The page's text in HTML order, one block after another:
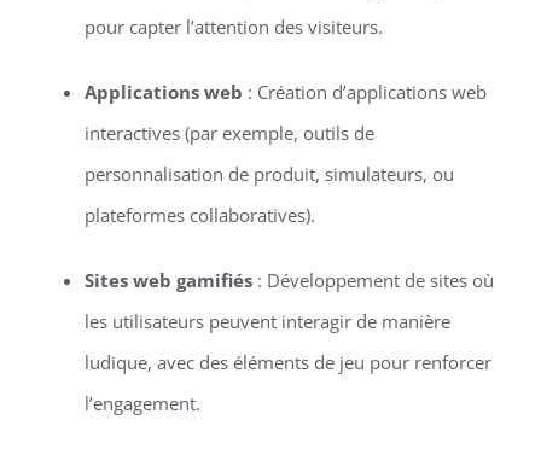
pour capter l’attention des visiteurs.
Applications web : Création d’applications web
interactives (par exemple, outils de
personnalisation de produit, simulateurs, ou
plateformes collaboratives).
Sites web gamifiés: Développement de sites où
les utilisateurs peuvent interagir de manière
ludique, avec des éléments de jeu pour renforcer
l’engagement.